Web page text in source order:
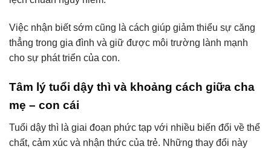
Việc nhận biết sớm cũng là cách giúp giảm thiểu sự căng
thẳng trong gia đình và giữ được môi trường lành mạnh
cho sự phát triển của con.
Tâm lý tuổi dậy thì và khoảng cách giữa cha
mẹ – con cái
Tuổi dậy thì là giai đoạn phức tạp với nhiều biến đổi về thể
chất, cảm xúc và nhận thức của trẻ. Những thay đổi này